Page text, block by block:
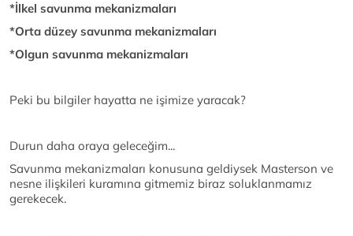
*İlkel savunma mekanizmaları
*Orta düzey savunma mekanizmaları
*Olgun savunma mekanizmaları
Peki bu bilgiler hayatta ne işimize yaracak?
Durun daha oraya geleceğim...
Savunma mekanizmaları konusuna geldiysek Masterson ve
nesne ilişkileri kuramına gitmemiz biraz soluklanmamız
gerekecek.